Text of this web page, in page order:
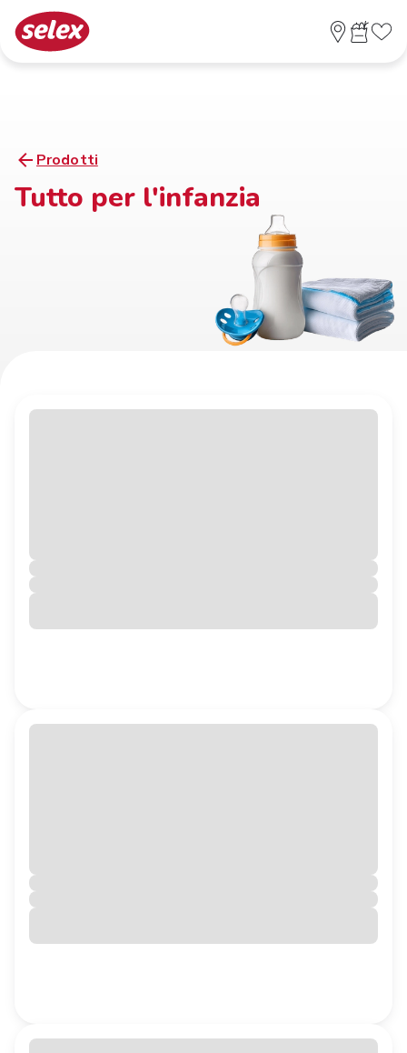
Prodotti
Tutto per l'infanzia